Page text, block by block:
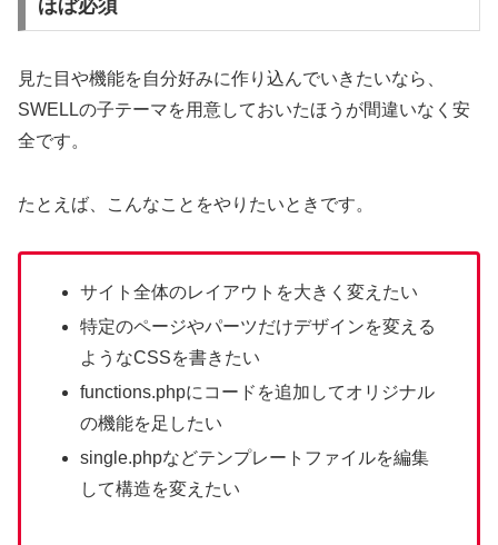
ほぼ必須
見た目や機能を自分好みに作り込んでいきたいなら、
SWELLの子テーマを用意しておいたほうが間違いなく安
全です。
たとえば、こんなことをやりたいときです。
サイト全体のレイアウトを大きく変えたい
特定のページやパーツだけデザインを変える
ようなCSSを書きたい
functions.phpにコードを追加してオリジナル
の機能を足したい
single.phpなどテンプレートファイルを編集
して構造を変えたい